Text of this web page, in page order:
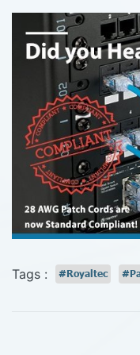
Tags : #Royaltec